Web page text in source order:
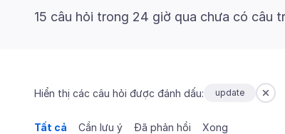
15 câu hỏi trong 24 giờ qua chưa có câu
Hiển thị các câu hỏi được đánh dấu: update
Tất cả Cần lưu ý Đã phản hồi Xong